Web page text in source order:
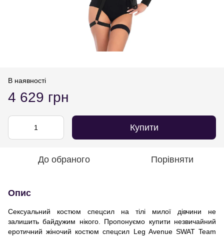
В наявності
4 629 грн
Купити
До обраного Порівняти
Опис
Сексуальний костюм спецсил на тілі милої дівчини не
залишить байдужим нікого. Пропонуємо купити незвичайний
еротичний жіночий костюм спецсил Leg Avenue SWAT Team